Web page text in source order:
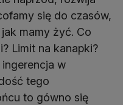
się do czasów,
mamy żyć. Co
Limit na kanapki?
w
tego
to gówno się